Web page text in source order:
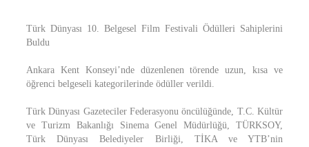
Türk Dünyası 10. Belgesel Film Festivali Ödülleri Sahiplerini
Buldu
Ankara Kent Konseyi’nde düzenlenen törende uzun, kısa ve
öğrenci belgeseli kategorilerinde ödüller verildi.
Türk Dünyası Gazeteciler Federasyonu öncülüğünde, T.C. Kültür
ve Turizm Bakanlığı Sinema Genel Müdürlüğü, TÜRKSOY,
Türk Dünyası Belediyeler Birliği, TİKA ve YTB’nin